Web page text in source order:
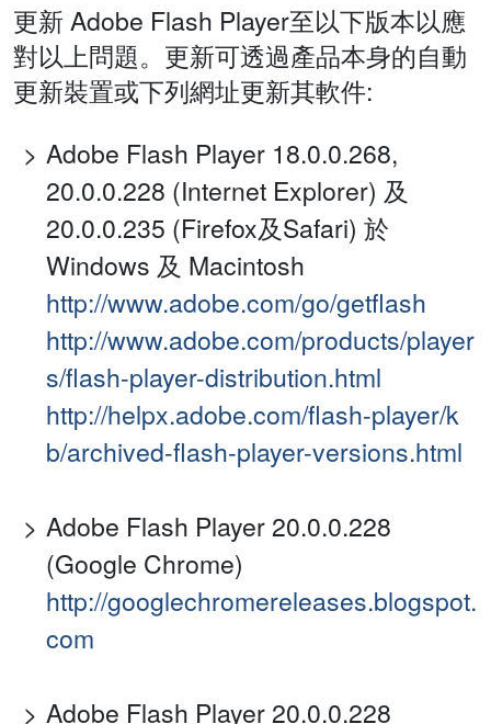
更新 Adobe Flash Player至以下版本以應
對以上問題。更新可透過產品本身的自動
更新裝置或下列網址更新其軟件:
Adobe Flash Player 18.0.0.268,
20.0.0.228 (Internet Explorer) 及
20.0.0.235 (Firefox及Safari) 於
Windows 及 Macintosh
http://www.adobe.com/go/getflash
http://www.adobe.com/products/player
s/flash-player-distribution.html
http://helpx.adobe.com/flash-player/k
b/archived-flash-player-versions.html
Adobe Flash Player 20.0.0.228
(Google Chrome)
http://googlechromereleases.blogspot.
com
Adobe Flash Player 20.0.0.228